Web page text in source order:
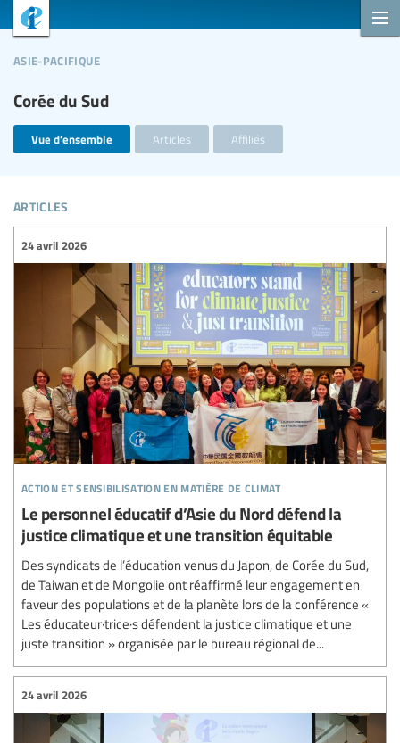
Corée du Sud
asie-pacifique
Vue d’ensemble Articles Affiliés
articles
action et sensibilisation en matière de climat
24 avril 2026
Le personnel éducatif d’Asie du Nord défend la
justice climatique et une transition équitable
Des syndicats de l’éducation venus du Japon, de Corée du Sud,
de Taiwan et de Mongolie ont réaffirmé leur engagement en
faveur des populations et de la planète lors de la conférence «
Les éducateur·trice·s défendent la justice climatique et une
juste transition » organisée par le bureau régional de...
24 avril 2026